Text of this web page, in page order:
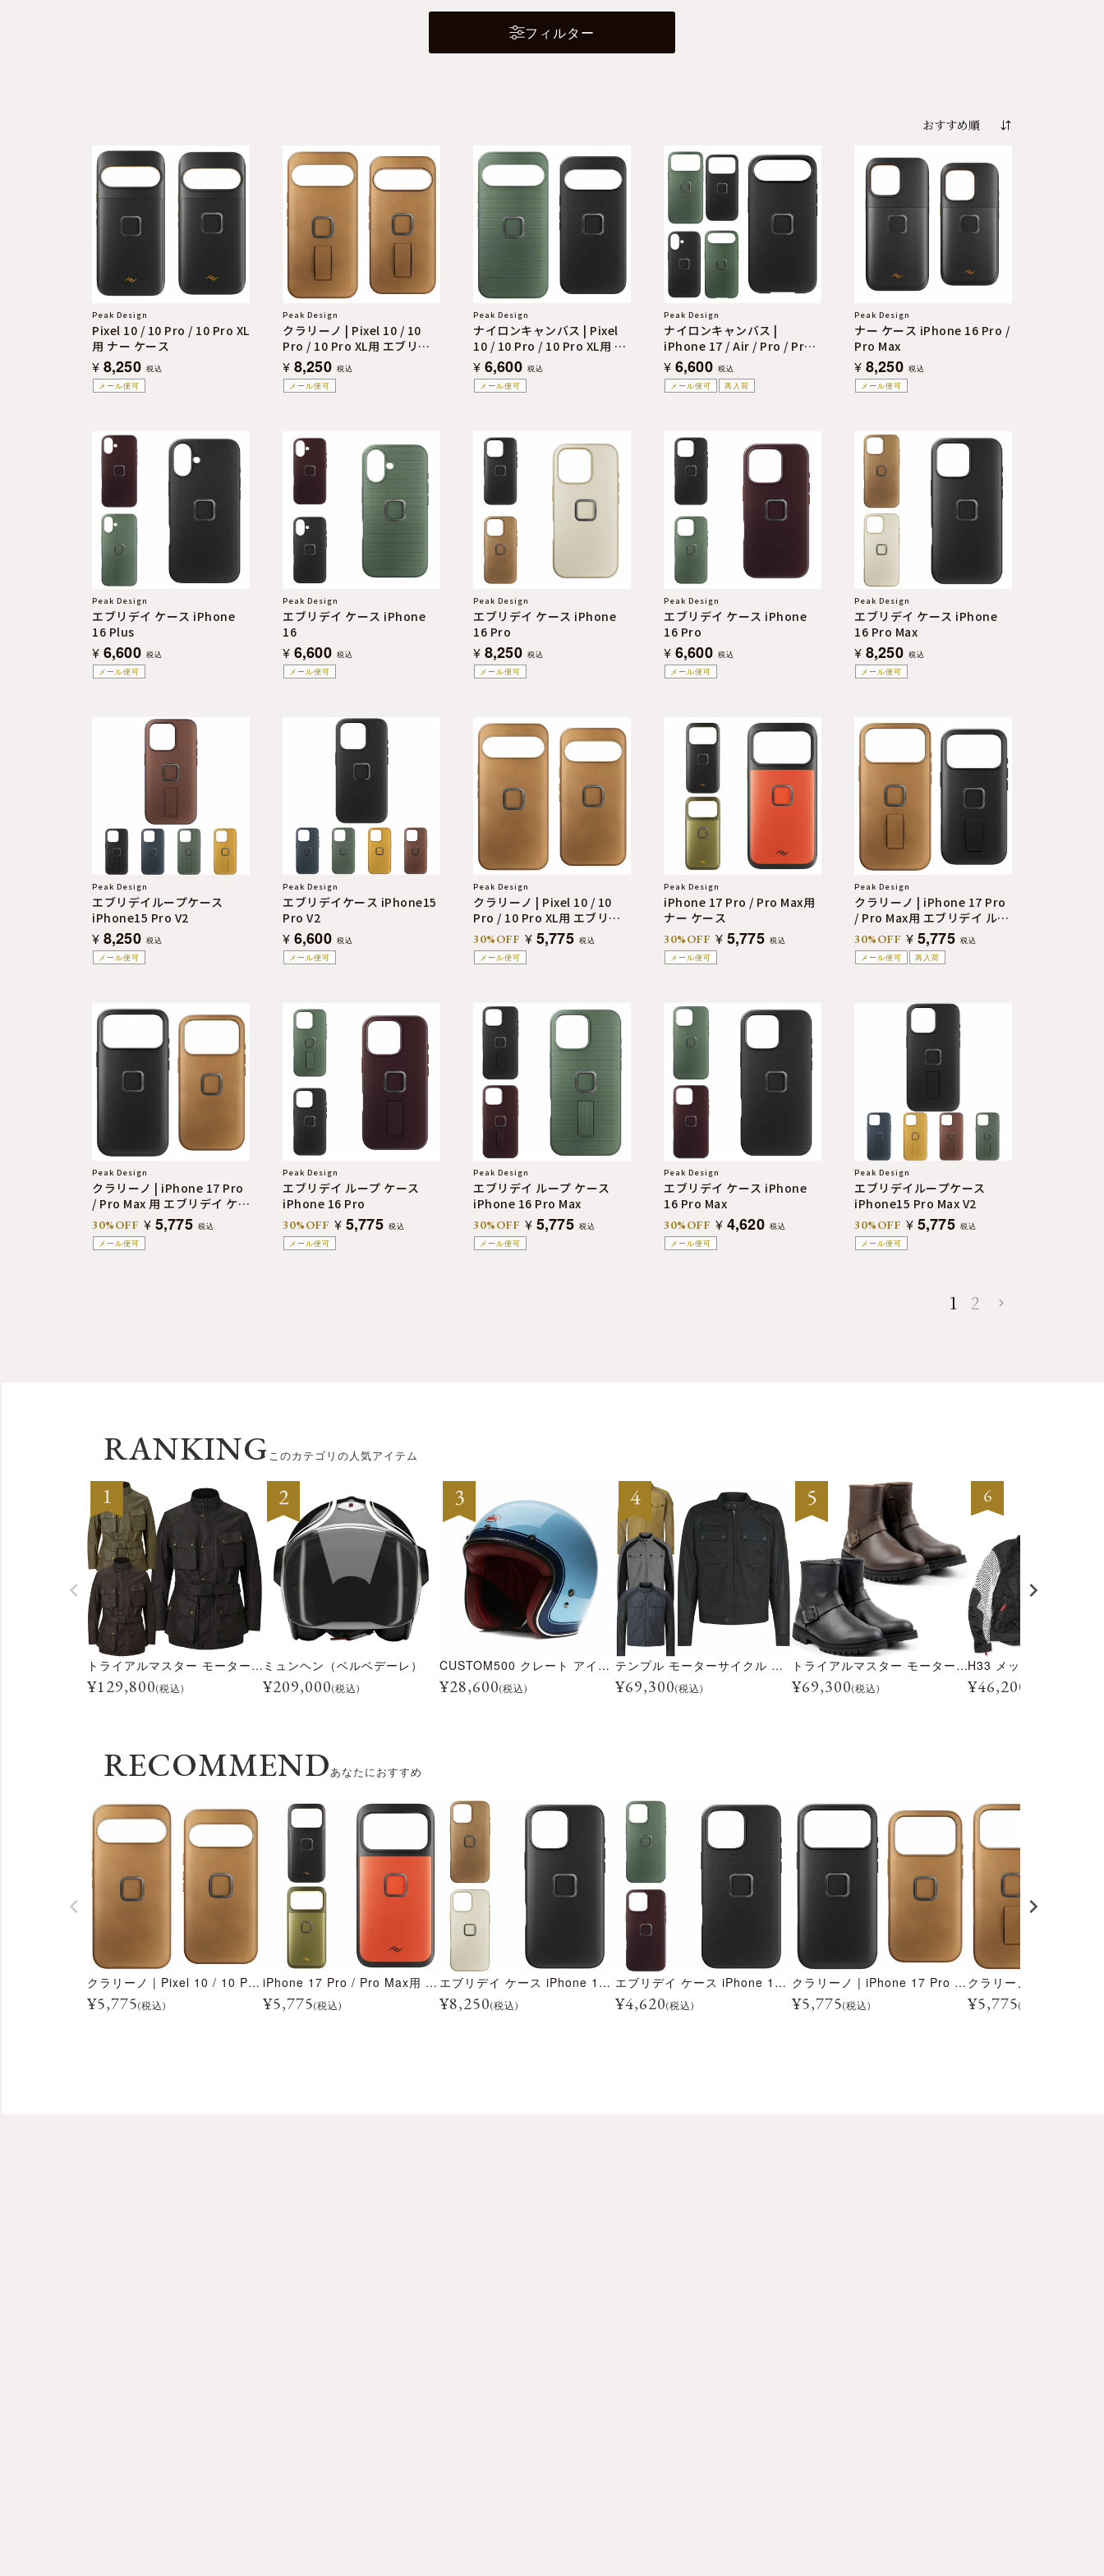
フィルター
メール便可
Peak Design
Pixel 10 / 10 Pro / 10 Pro XL
用 ナー ケース
¥ 8,250 税込
メール便可
Peak Design
クラリーノ | Pixel 10 / 10
Pro / 10 Pro XL用 エブリデ
イ ループケース
¥ 8,250 税込
メール便可
Peak Design
ナイロンキャンバス | Pixel
10 / 10 Pro / 10 Pro XL用 エ
ブリデイ ケース
¥ 6,600 税込
メール便可
再入荷
Peak Design
ナイロンキャンバス |
iPhone 17 / Air / Pro / Pro
Max用 エブリデイ ケース
¥ 6,600 税込
メール便可
Peak Design
ナー ケース iPhone 16 Pro /
Pro Max
¥ 8,250 税込
メール便可
Peak Design
エブリデイ ケース iPhone
16 Plus
¥ 6,600 税込
メール便可
Peak Design
エブリデイ ケース iPhone
16
¥ 6,600 税込
メール便可
Peak Design
エブリデイ ケース iPhone
16 Pro
¥ 8,250 税込
メール便可
Peak Design
エブリデイ ケース iPhone
16 Pro
¥ 6,600 税込
メール便可
Peak Design
エブリデイ ケース iPhone
16 Pro Max
¥ 8,250 税込
メール便可
Peak Design
エブリデイループケース
iPhone15 Pro V2
¥ 8,250 税込
メール便可
Peak Design
エブリデイケース iPhone15
Pro V2
¥ 6,600 税込
メール便可
Peak Design
クラリーノ | Pixel 10 / 10
Pro / 10 Pro XL用 エブリデ
イ ケース
30%OFF ¥ 5,775 税込
メール便可
Peak Design
iPhone 17 Pro / Pro Max用
ナー ケース
30%OFF ¥ 5,775 税込
メール便可
再入荷
Peak Design
クラリーノ | iPhone 17 Pro
/ Pro Max用 エブリデイ ルー
プケース
30%OFF ¥ 5,775 税込
メール便可
Peak Design
クラリーノ | iPhone 17 Pro
/ Pro Max 用 エブリデイ ケー
ス
30%OFF ¥ 5,775 税込
メール便可
Peak Design
エブリデイ ループ ケース
iPhone 16 Pro
30%OFF ¥ 5,775 税込
メール便可
Peak Design
エブリデイ ループ ケース
iPhone 16 Pro Max
30%OFF ¥ 5,775 税込
メール便可
Peak Design
エブリデイ ケース iPhone
16 Pro Max
30%OFF ¥ 4,620 税込
メール便可
Peak Design
エブリデイループケース
iPhone15 Pro Max V2
30%OFF ¥ 5,775 税込
1 2
RANKINGこのカテゴリの人気アイテム
トライアルマスター モーターサイクル ジャケット
¥129,800(税込)
ミュンヘン（ベルベデーレ）
¥209,000(税込)
CUSTOM500 クレート アイスブルー
¥28,600(税込)
テンプル モーターサイクル ジャケット
¥69,300(税込)
トライアルマスター モーターサイクル ブーツ
¥69,300(税込)
H33 メッシュジャケッ
¥46,200
RECOMMENDあなたにおすすめ
クラリーノ | Pixel 10 / 10 Pro / 10 Pro XL用 エブリデイ ケース
¥5,775(税込)
iPhone 17 Pro / Pro Max用 ナー ケース
¥5,775(税込)
エブリデイ ケース iPhone 16 Pro Max
¥8,250(税込)
エブリデイ ケース iPhone 16 Pro Max
¥4,620(税込)
クラリーノ | iPhone 17 Pro / Pro Max 用 エブリデイ ケース
¥5,775(税込) ¥5,775(税込)